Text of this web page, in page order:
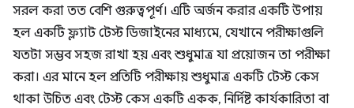
সরল করা তত বেশি গুরুত্বপূর্ণ। এটি অর্জন করার একটি উপায়
হল একটি ফ্ল্যাট টেস্ট ডিজাইনের মাধ্যমে, যেখানে পরীক্ষাগুলি
যতটা সম্ভব সহজ রাখা হয় এবং শুধুমাত্র যা প্রয়োজন তা পরীক্ষা
করা। এর মানে হল প্রতিটি পরীক্ষায় শুধুমাত্র একটি টেস্ট কেস
থাকা উচিত এবং টেস্ট কেস একটি একক, নির্দিষ্ট কার্যকারিতা বা